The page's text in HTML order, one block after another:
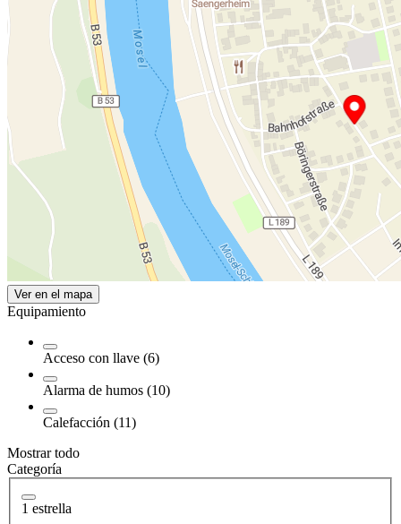
Ver en el mapa
Equipamiento
Acceso con llave (6)
Alarma de humos (10)
Calefacción (11)
Mostrar todo
Categoría
1 estrella